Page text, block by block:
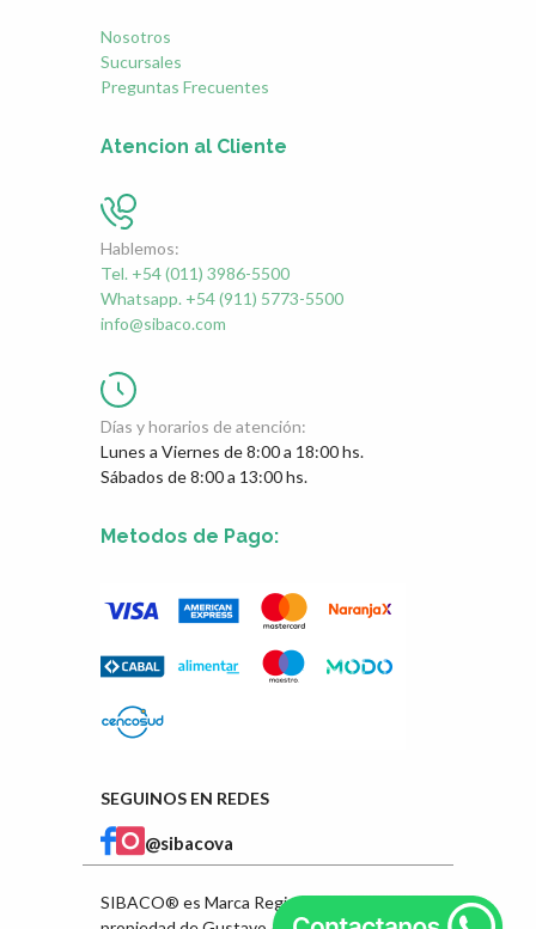
Nosotros
Sucursales
Preguntas Frecuentes
Atencion al Cliente
Hablemos:
Tel. +54 (011) 3986-5500
Whatsapp. +54 (911) 5773-5500
info@sibaco.com
Días y horarios de atención:
Lunes a Viernes de 8:00 a 18:00 hs.
Sábados de 8:00 a 13:00 hs.
Metodos de Pago:
SEGUINOS EN REDES
@sibacova
SIBACO® es Marca Registrada en INPI